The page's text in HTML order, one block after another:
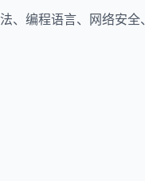
编程语言、网络安全、